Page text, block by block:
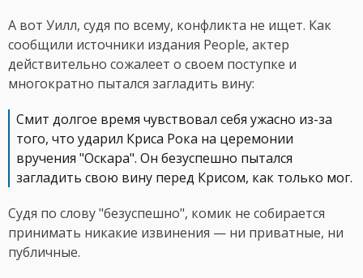
А вот Уилл, судя по всему, конфликта не ищет. Как
сообщили источники издания People, актер
действительно сожалеет о своем поступке и
многократно пытался загладить вину:
Смит долгое время чувствовал себя ужасно из-за
того, что ударил Криса Рока на церемонии
вручения "Оскара". Он безуспешно пытался
загладить свою вину перед Крисом, как только мог.
Судя по слову "безуспешно", комик не собирается
принимать никакие извинения — ни приватные, ни
публичные.